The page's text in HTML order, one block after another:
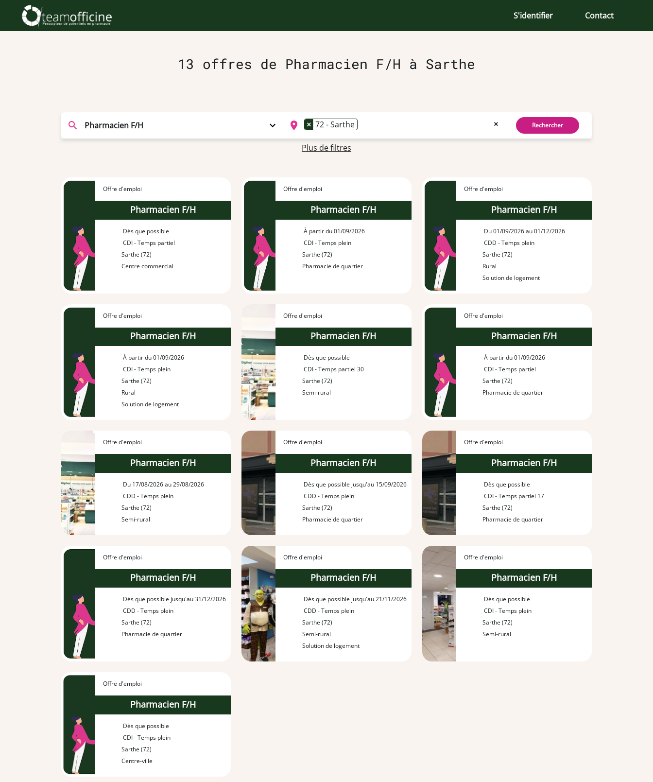
S'identifier Contact
13 offres de Pharmacien F/H à Sarthe
×
× 72 - Sarthe Rechercher
Plus de filtres
Offre d'emploi
Pharmacien F/H
Dès que possible
CDI - Temps partiel
Sarthe (72)
Centre commercial
Offre d'emploi
Pharmacien F/H
À partir du 01/09/2026
CDI - Temps plein
Sarthe (72)
Pharmacie de quartier
Offre d'emploi
Pharmacien F/H
Du 01/09/2026 au 01/12/2026
CDD - Temps plein
Sarthe (72)
Rural
Solution de logement
Offre d'emploi
Pharmacien F/H
À partir du 01/09/2026
CDI - Temps plein
Sarthe (72)
Rural
Solution de logement
Offre d'emploi
Pharmacien F/H
Dès que possible
CDI - Temps partiel 30
Sarthe (72)
Semi-rural
Offre d'emploi
Pharmacien F/H
À partir du 01/09/2026
CDI - Temps partiel
Sarthe (72)
Pharmacie de quartier
Offre d'emploi
Pharmacien F/H
Du 17/08/2026 au 29/08/2026
CDD - Temps plein
Sarthe (72)
Semi-rural
Offre d'emploi
Pharmacien F/H
Dès que possible jusqu'au 15/09/2026
CDD - Temps plein
Sarthe (72)
Pharmacie de quartier
Offre d'emploi
Pharmacien F/H
Dès que possible
CDI - Temps partiel 17
Sarthe (72)
Pharmacie de quartier
Offre d'emploi
Pharmacien F/H
Dès que possible jusqu'au 31/12/2026
CDD - Temps plein
Sarthe (72)
Pharmacie de quartier
Offre d'emploi
Pharmacien F/H
Dès que possible jusqu'au 21/11/2026
CDD - Temps plein
Sarthe (72)
Semi-rural
Solution de logement
Offre d'emploi
Pharmacien F/H
Dès que possible
CDI - Temps plein
Sarthe (72)
Semi-rural
Offre d'emploi
Pharmacien F/H
Dès que possible
CDI - Temps plein
Sarthe (72)
Centre-ville